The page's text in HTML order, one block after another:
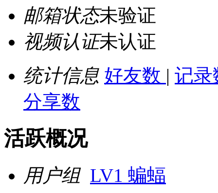
邮箱状态未验证
视频认证未认证
统计信息 好友数 | 记
分享数
活跃概况
用户组 LV1 蝙蝠